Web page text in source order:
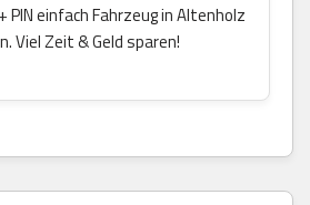
PIN einfach Fahrzeug in Altenholz
Viel Zeit & Geld sparen!